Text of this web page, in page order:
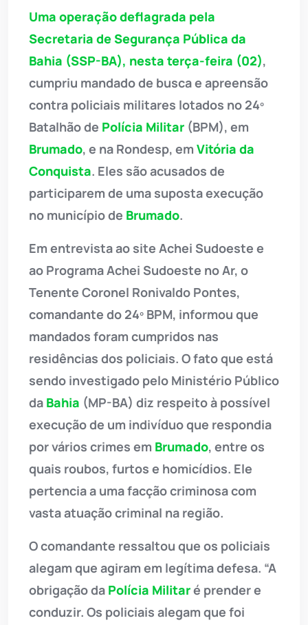
Uma operação deflagrada pela
Secretaria de Segurança Pública da
Bahia (SSP-BA), nesta terça-feira (02),
cumpriu mandado de busca e apreensão
contra policiais militares lotados no 24º
Batalhão de Polícia Militar (BPM), em
Brumado, e na Rondesp, em Vitória da
Conquista. Eles são acusados de
participarem de uma suposta execução
no município de Brumado.
Em entrevista ao site Achei Sudoeste e
ao Programa Achei Sudoeste no Ar, o
Tenente Coronel Ronivaldo Pontes,
comandante do 24º BPM, informou que
mandados foram cumpridos nas
residências dos policiais. O fato que está
sendo investigado pelo Ministério Público
da Bahia (MP-BA) diz respeito à possível
execução de um indivíduo que respondia
por vários crimes em Brumado, entre os
quais roubos, furtos e homicídios. Ele
pertencia a uma facção criminosa com
vasta atuação criminal na região.
O comandante ressaltou que os policiais
alegam que agiram em legítima defesa. “A
obrigação da Polícia Militaré prender e
conduzir. Os policiais alegam que foi